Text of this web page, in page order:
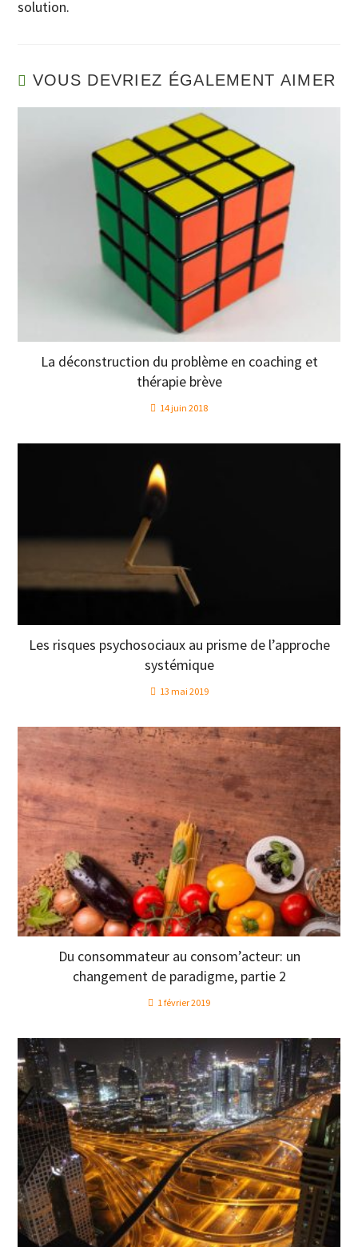
solution.
VOUS DEVRIEZ ÉGALEMENT AIMER
La déconstruction du problème en coaching et
thérapie brève
14 juin 2018
Les risques psychosociaux au prisme de l’approche
systémique
13 mai 2019
Du consommateur au consom’acteur: un
changement de paradigme, partie 2
1 février 2019